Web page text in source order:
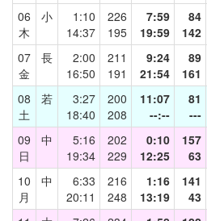
06
木
小
1:10
14:37
226
195
7:59
19:59
84
142
07
金
長
2:00
16:50
211
191
9:24
21:54
89
161
08
土
若
3:27
18:40
200
208
11:07
--:--
81
---
09
日
中
5:16
19:34
202
229
0:10
12:25
157
63
10
月
中
6:33
20:11
216
248
1:16
13:19
141
43